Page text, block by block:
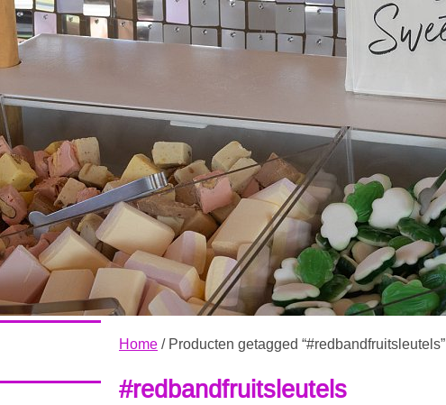
Home / Producten getagged “#redbandfruitsleutels”
#redbandfruitsleutels